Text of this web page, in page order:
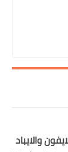
والايباد